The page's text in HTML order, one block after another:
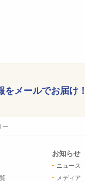
をメールでお届け！
ー
お知らせ
ニュース
メディア